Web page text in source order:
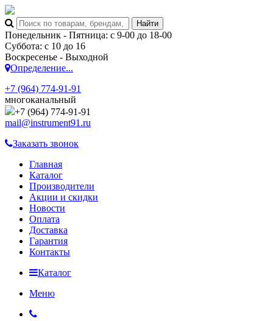
Понедельник - Пятница: с 9-00 до 18-00
Суббота: с 10 до 16
Воскресенье - Выходной
Определение...
+7 (964) 774-91-91
многоканальный
+7 (964) 774-91-91
mail@instrument91.ru
Заказать звонок
Главная
Каталог
Производители
Акции и скидки
Новости
Оплата
Доставка
Гарантия
Контакты
Каталог
Меню